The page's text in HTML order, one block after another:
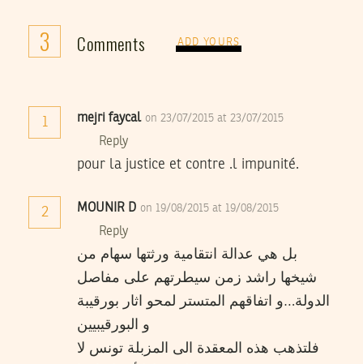
3 Comments ADD YOURS
1 mejri faycal on 23/07/2015 at 23/07/2015
Reply
pour la justice et contre .l impunité.
2 MOUNIR D on 19/08/2015 at 19/08/2015
Reply
بل هي عدالة انتقامية ورثتها سهام من
شيخها راشد زمن سيطرتهم على مفاصل
الدولة…و اتفاقهم المتستر لمحو اثار بورقيبة
و البورقيبيين
فلتذهب هذه المعقدة الى المزبلة تونس لا